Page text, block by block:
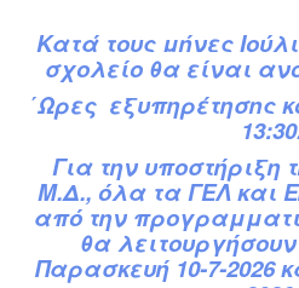
Κατά τους μήνες
σχολείο θα είναι
΄Ωρες εξυπηρέτησης
Για την υποστήριξη
Μ.Δ., όλα τα ΓΕΛ και
από την
θα
Παρασκευή 10-7-2026